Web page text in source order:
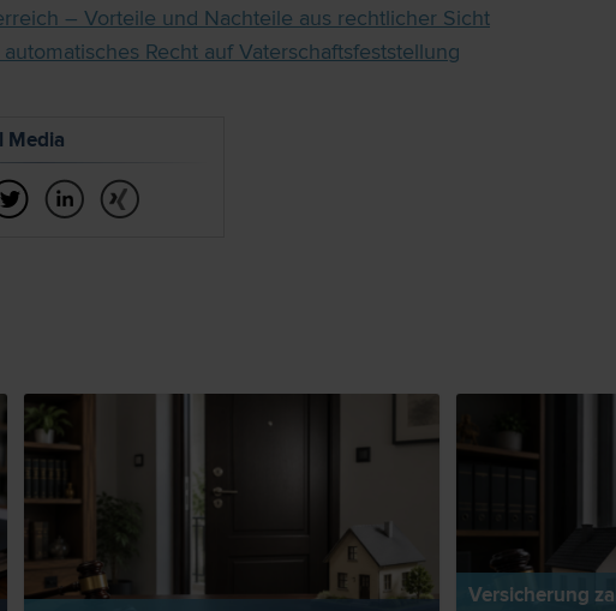
– Vorteile und Nachteile aus rechtlicher Sicht
Recht auf Vaterschaftsfeststellung
Media
Versicherung